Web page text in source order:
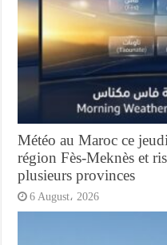
Météo au Maroc ce
région Fès-Meknès et
plusieurs provinces
6 August، 2026